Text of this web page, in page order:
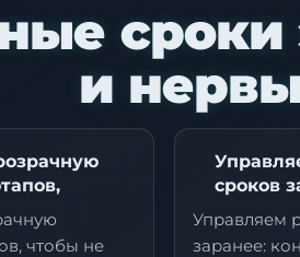
сроки
и нервы
чтобы не
сроков
Управляем
заранее:
индивидуального